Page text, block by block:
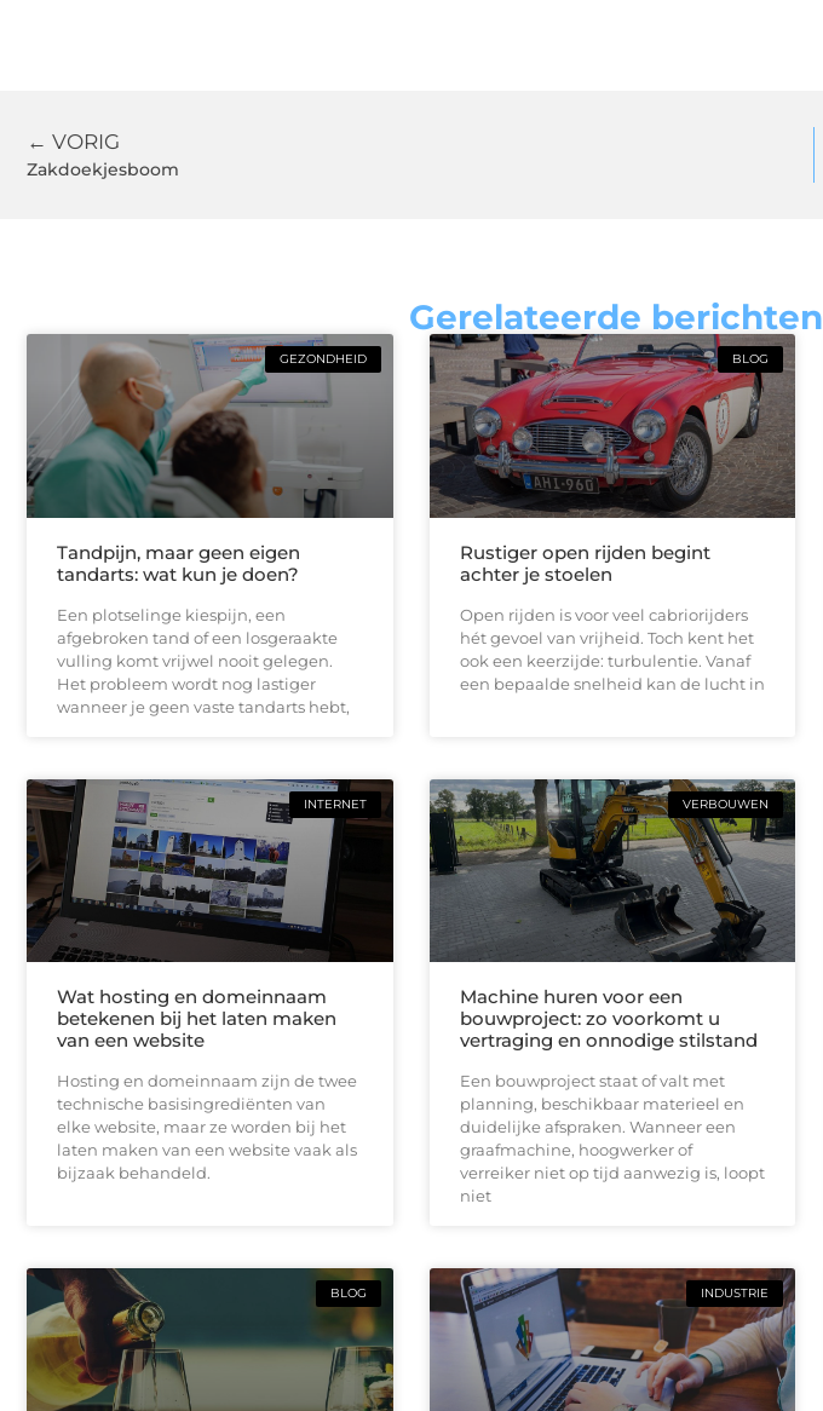
← VORIG
Zakdoekjesboom
Gerelateerde berichten
GEZONDHEID
Tandpijn, maar geen eigen
tandarts: wat kun je doen?
Een plotselinge kiespijn, een
afgebroken tand of een losgeraakte
vulling komt vrijwel nooit gelegen.
Het probleem wordt nog lastiger
wanneer je geen vaste tandarts hebt,
BLOG
Rustiger open rijden begint
achter je stoelen
Open rijden is voor veel cabriorijders
hét gevoel van vrijheid. Toch kent het
ook een keerzijde: turbulentie. Vanaf
een bepaalde snelheid kan de lucht in
INTERNET
Wat hosting en domeinnaam
betekenen bij het laten maken
van een website
Hosting en domeinnaam zijn de twee
technische basisingrediënten van
elke website, maar ze worden bij het
laten maken van een website vaak als
bijzaak behandeld.
VERBOUWEN
Machine huren voor een
bouwproject: zo voorkomt u
vertraging en onnodige stilstand
Een bouwproject staat of valt met
planning, beschikbaar materieel en
duidelijke afspraken. Wanneer een
graafmachine, hoogwerker of
verreiker niet op tijd aanwezig is, loopt
niet
BLOG INDUSTRIE